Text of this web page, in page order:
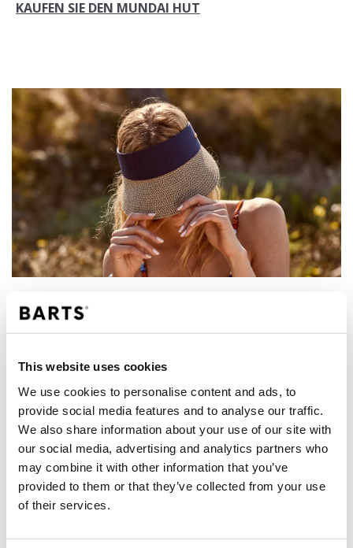
This website uses cookies
We use cookies to personalise content and ads, to
provide social media features and to analyse our traffic.
We also share information about your use of our site with
our social media, advertising and analytics partners who
may combine it with other information that you’ve
provided to them or that they’ve collected from your use
of their services.
KAUFEN SIE DEN MUNDAI HUT
4. Vesder - Raffia Sonnenvisier
Visiere und Hüte aus Raffia sind auch in diesem
Sommer absolute Favoriten. Schützen Sie sich vor der
grellen Sonne mit unserem Vesder Visor, den Sie zu
jedem sommerlichen Anlass tragen können. Der
Vesder Visor ist eine Sonnenblende aus Raffiabast mit
einem Leinenoberteil und einem Klettverschluss auf
der Rückseite. Die Länge des Visiers beträgt 9 cm.
KAUFEN SIE VISIERE